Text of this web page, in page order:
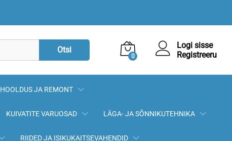
Otsi
0
Logi sisse
Registreeru
HOOLDUS JA REMONT
KUIVATITE VARUOSAD LÄGA- JA SÕNNIKUTEHNIKA
RIIDED JA ISIKUKAITSEVAHENDID